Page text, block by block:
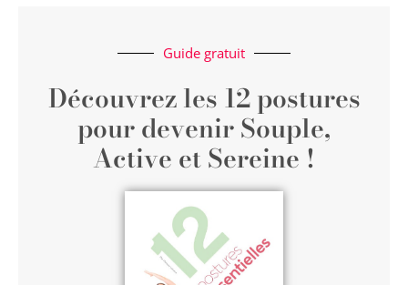
Guide gratuit
Découvrez les 12 postures
pour devenir Souple,
Active et Sereine !